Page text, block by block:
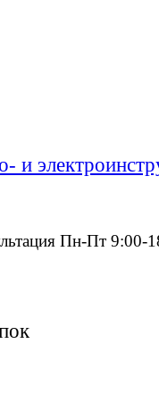
и
Пн-Пт 9:00-